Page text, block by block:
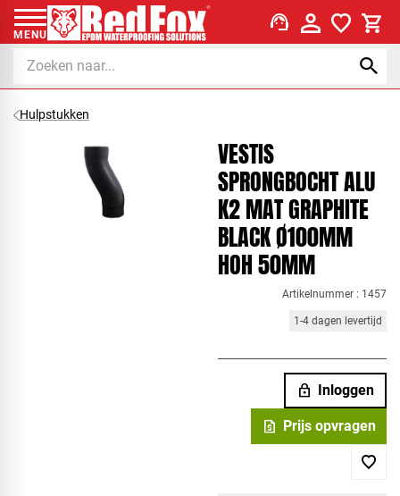
MENU support_agent
Hulpstukken
VESTIS
SPRONGBOCHT ALU
K2 MAT GRAPHITE
BLACK Ø100MM
HOH 50MM
Artikelnummer : 1457
1-4 dagen levertijd
lock Inloggen
request_quote Prijs opvragen